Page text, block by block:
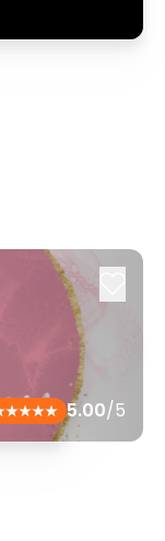
5.00/5